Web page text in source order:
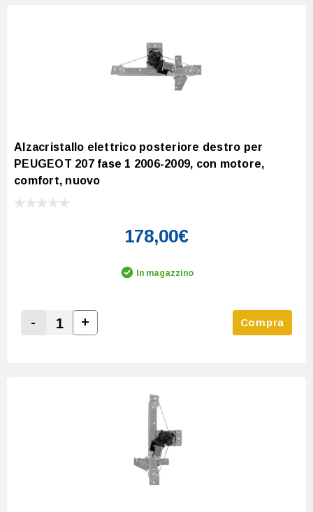
Alzacristallo elettrico posteriore destro per
PEUGEOT 207 fase 1 2006-2009, con motore,
comfort, nuovo
178,00€
In magazzino
Decrease Quantity:
-
Increase Quantity:
+ Compra